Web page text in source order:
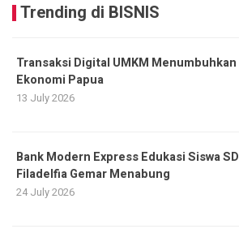
Trending di BISNIS
Transaksi Digital UMKM Menumbuhkan
Ekonomi Papua
13 July 2026
Bank Modern Express Edukasi Siswa SD
Filadelfia Gemar Menabung
24 July 2026